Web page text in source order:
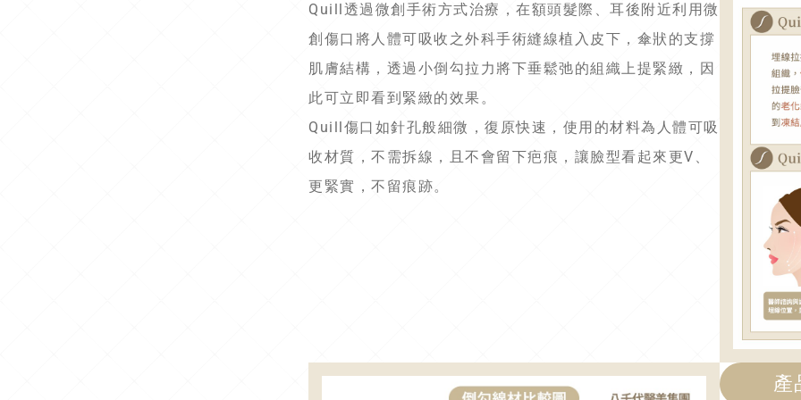
Quill透過微創手術方式治療，在額頭髮際、耳後附近利用微
創傷口將人體可吸收之外科手術縫線植入皮下，傘狀的支撐
肌膚結構，透過小倒勾拉力將下垂鬆弛的組織上提緊緻，因
此可立即看到緊緻的效果。
Quill傷口如針孔般細微，復原快速，使用的材料為人體可吸
收材質，不需拆線，且不會留下疤痕，讓臉型看起來更V、
更緊實，不留痕跡。
產